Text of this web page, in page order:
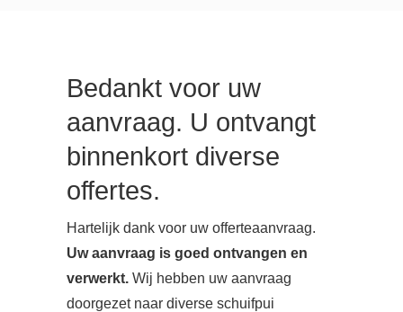
Bedankt voor uw
aanvraag. U ontvangt
binnenkort diverse
offertes.
Hartelijk dank voor uw offerteaanvraag.
Uw aanvraag is goed ontvangen en
verwerkt. Wij hebben uw aanvraag
doorgezet naar diverse schuifpui